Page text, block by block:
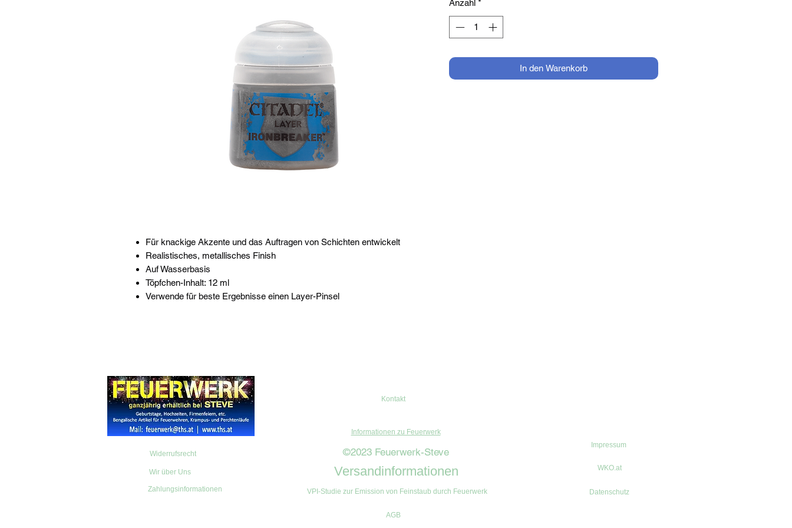
Für knackige Akzente und das Auftragen von Schichten entwickelt
Realistisches, metallisches Finish
Auf Wasserbasis
Töpfchen-Inhalt: 12 ml
Verwende für beste Ergebnisse einen Layer-Pinsel
Anzahl *
In den Warenkorb
Widerrufsrecht
Wir über Uns
Zahlungsinformationen
Kontakt
Informationen zu Feuerwerk
©2023 Feuerwerk-Steve
Versandinformationen
VPI-Studie zur Emission von Feinstaub durch Feuerwerk
AGB
Impressum
WKO.at
Datenschutz